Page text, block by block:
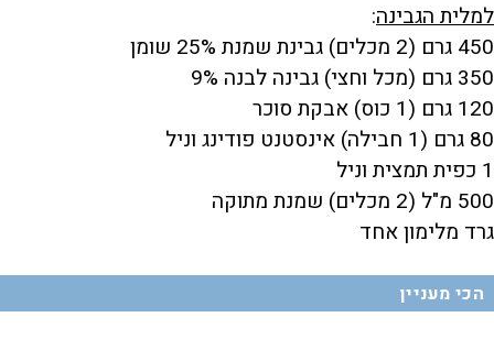
למלית הגבינה:
450 גרם (2 מכלים) גבינת שמנת 25% שומן
350 גרם (מכל וחצי) גבינה לבנה 9%
120 גרם (1 כוס) אבקת סוכר
80 גרם (1 חבילה) אינסטנט פודינג וניל
1 כפית תמצית וניל
500 מ"ל (2 מכלים) שמנת מתוקה
גרד מלימון אחד
הכי מעניין